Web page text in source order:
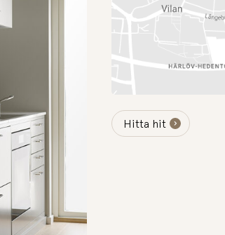
Hitta hit